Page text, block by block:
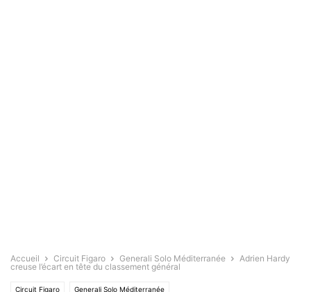
Accueil Circuit Figaro Generali Solo Méditerranée
Adrien Hardy
creuse l’écart en tête du classement général
Circuit Figaro Generali Solo Méditerranée